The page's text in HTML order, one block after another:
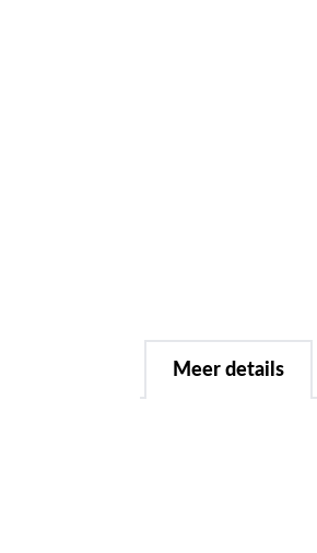
Meer details